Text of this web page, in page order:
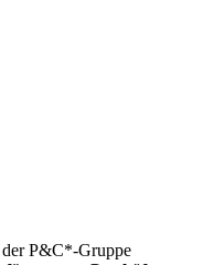
der P&C*-Gruppe